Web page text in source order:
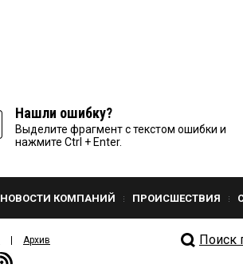
Нашли ошибку?
Выделите фрагмент с текстом ошибки и
нажмите Ctrl + Enter.
НОВОСТИ КОМПАНИЙ ПРОИСШЕСТВИЯ
Архив
Поиск